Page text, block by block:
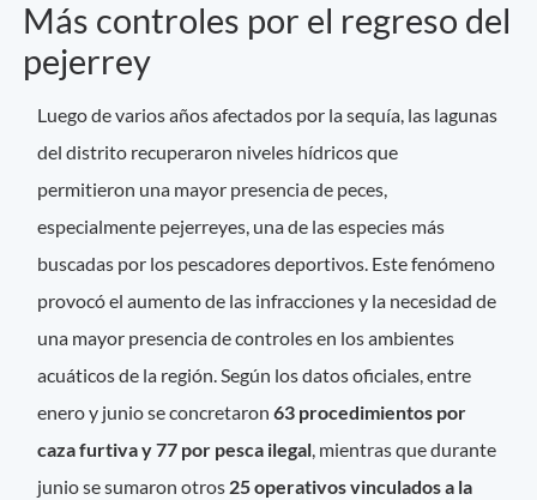
Más controles por el regreso del
pejerrey
Luego de varios años afectados por la sequía, las lagunas
del distrito recuperaron niveles hídricos que
permitieron una mayor presencia de peces,
especialmente pejerreyes, una de las especies más
buscadas por los pescadores deportivos. Este fenómeno
provocó el aumento de las infracciones y la necesidad de
una mayor presencia de controles en los ambientes
acuáticos de la región. Según los datos oficiales, entre
enero y junio se concretaron63 procedimientos por
caza furtiva y 77 por pesca ilegal, mientras que durante
junio se sumaron otros 25 operativos vinculados a la